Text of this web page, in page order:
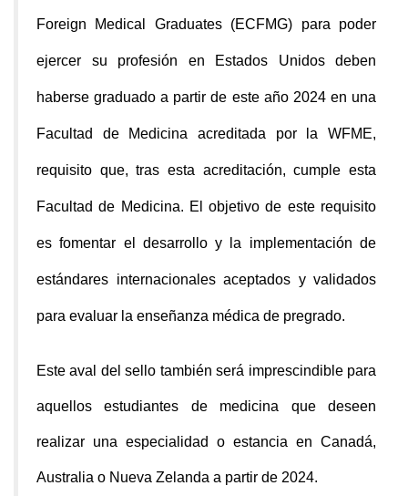
Foreign Medical Graduates (ECFMG) para poder
ejercer su profesión en Estados Unidos deben
haberse graduado a partir de este año 2024 en una
Facultad de Medicina acreditada por la WFME,
requisito que, tras esta acreditación, cumple esta
Facultad de Medicina. El objetivo de este requisito
es fomentar el desarrollo y la implementación de
estándares internacionales aceptados y validados
para evaluar la enseñanza médica de pregrado.
Este aval del sello también será imprescindible para
aquellos estudiantes de medicina que deseen
realizar una especialidad o estancia en Canadá,
Australia o Nueva Zelanda a partir de 2024.